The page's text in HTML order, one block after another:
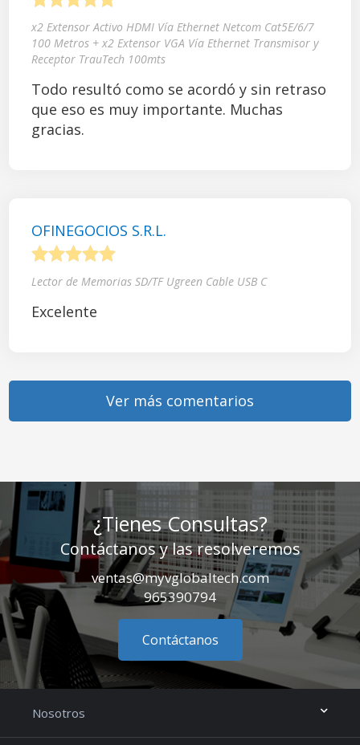
x2 Extensor Activo HDMI Vía Ethernet Netcom Cat5E/6/7
100 Metros + x2 Extensor VGA Vía Ethernet Transmisor y
Receptor TrauTech 100mts
Todo resultó como se acordó y sin retraso
que eso es muy importante. Muchas
gracias.
OFINEGOCIOS S.R.L.
Lector de Memorias SD/TF Ugreen Cable USB C
Excelente
Ver más comentarios
¿Tienes Consultas?
Contáctanos y las resolveremos
ventas@myvglobaltech.com
965390794
Contáctanos
Nosotros